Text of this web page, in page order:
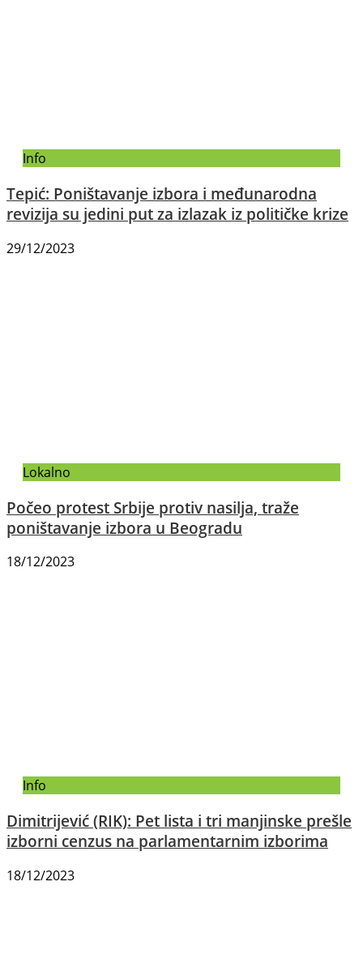
Info
Tepić: Poništavanje izbora i međunarodna
revizija su jedini put za izlazak iz političke krize
29/12/2023
Lokalno
Počeo protest Srbije protiv nasilja, traže
poništavanje izbora u Beogradu
18/12/2023
Info
Dimitrijević (RIK): Pet lista i tri manjinske prešle
izborni cenzus na parlamentarnim izborima
18/12/2023